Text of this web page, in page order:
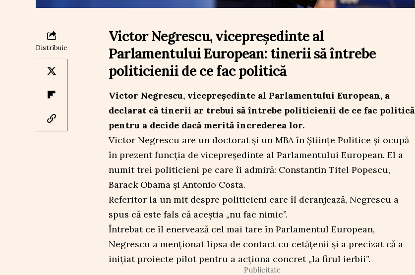
Distribuie
Victor Negrescu, vicepreședinte al
Parlamentului European: tinerii să întrebe
politicienii de ce fac politică
Victor Negrescu, vicepreședinte al Parlamentului European, a
declarat că tinerii ar trebui să întrebe politicienii de ce fac politică
pentru a decide dacă merită încrederea lor.
Victor Negrescu are un doctorat și un MBA în Științe Politice și ocupă
în prezent funcția de vicepreședinte al Parlamentului European. El a
numit trei politicieni pe care îi admiră: Constantin Titel Popescu,
Barack Obama și Antonio Costa.
Referitor la un mit despre politicieni care îl deranjează, Negrescu a
spus că este fals că aceștia „nu fac nimic”.
Întrebat ce îl enervează cel mai tare în Parlamentul European,
Negrescu a menționat lipsa de contact cu cetățenii și a precizat că a
inițiat proiecte pilot pentru a acționa concret „la firul ierbii”.
Publicitate